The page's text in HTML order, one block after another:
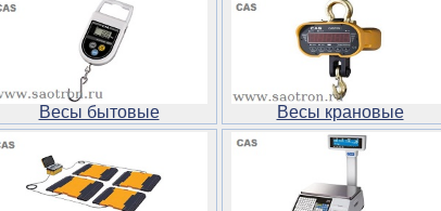
Весы бытовые Весы крановые